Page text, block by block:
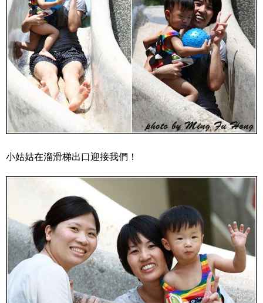
小姑姑在溜滑梯出口迎接我們！